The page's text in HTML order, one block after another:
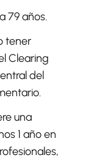
79 años.
tener
Clearing
del
una
1 año en